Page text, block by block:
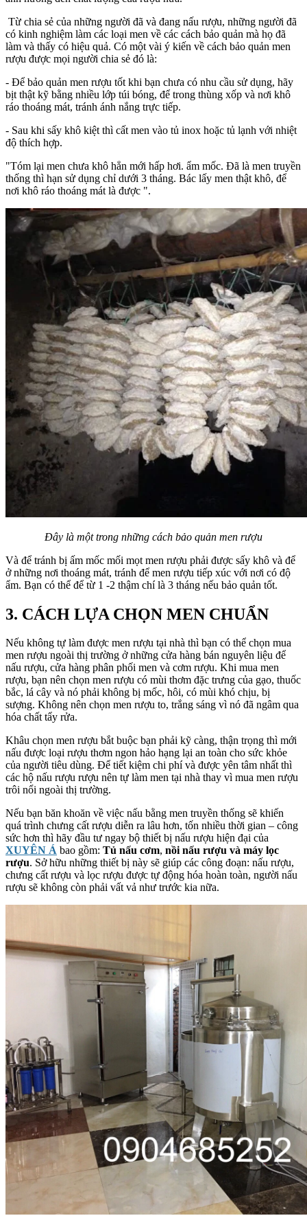
Từ chia sẻ của những người đã và đang nấu rượu, những người đã
có kinh nghiệm làm các loại men về các cách bảo quản mà họ đã
làm và thấy có hiệu quả. Có một vài ý kiến về cách bảo quản men
rượu được mọi người chia sẻ đó là:
- Để bảo quản men rượu tốt khi bạn chưa có nhu cầu sử dụng, hãy
bịt thật kỹ bằng nhiều lớp túi bóng, để trong thùng xốp và nơi khô
ráo thoáng mát, tránh ánh nắng trực tiếp.
- Sau khi sấy khô kiệt thì cất men vào tủ inox hoặc tủ lạnh với nhiệt
độ thích hợp.
"Tóm lại men chưa khô hẳn mới hấp hơi. ẩm mốc. Đã là men truyền
thống thì hạn sử dụng chỉ dưới 3 tháng. Bác lấy men thật khô, để
nơi khô ráo thoáng mát là được ".
Đây là một trong những cách bảo quản men rượu
Và để tránh bị ấm mốc mối mọt men rượu phải được sấy khô và để
ở những nơi thoáng mát, tránh để men rượu tiếp xúc với nơi có độ
ẩm. Bạn có thể để từ 1 -2 thậm chí là 3 tháng nếu bảo quản tốt.
3. CÁCH LỰA CHỌN MEN CHUẨN
Nếu không tự làm được men rượu tại nhà thì bạn có thể chọn mua
men rượu ngoài thị trường ở những cửa hàng bán nguyên liệu để
nấu rượu, cửa hàng phân phối men và cơm rượu. Khi mua men
rượu, bạn nên chọn men rượu có mùi thơm đặc trưng của gạo, thuốc
bắc, lá cây và nó phải không bị mốc, hôi, có mùi khó chịu, bị
sượng. Không nên chọn men rượu to, trắng sáng vì nó đã ngâm qua
hóa chất tẩy rửa.
Khâu chọn men rượu bắt buộc bạn phải kỹ càng, thận trọng thì mới
nấu được loại rượu thơm ngon hảo hạng lại an toàn cho sức khỏe
của người tiêu dùng. Để tiết kiệm chi phí và được yên tâm nhất thì
các hộ nấu rượu rượu nên tự làm men tại nhà thay vì mua men rượu
trôi nổi ngoài thị trường.
Nếu bạn băn khoăn về việc nấu bằng men truyền thống sẽ khiến
quá trình chưng cất rượu diễn ra lâu hơn, tốn nhiều thời gian – công
sức hơn thì hãy đầu tư ngay bộ thiết bị nấu rượu hiện đại của
XUYÊN Á bao gồm: Tủ nấu cơm, nồi nấu rượu và máy lọc
rượu. Sở hữu những thiết bị này sẽ giúp các công đoạn: nấu rượu,
chưng cất rượu và lọc rượu được tự động hóa hoàn toàn, người nấu
rượu sẽ không còn phải vất vả như trước kia nữa.